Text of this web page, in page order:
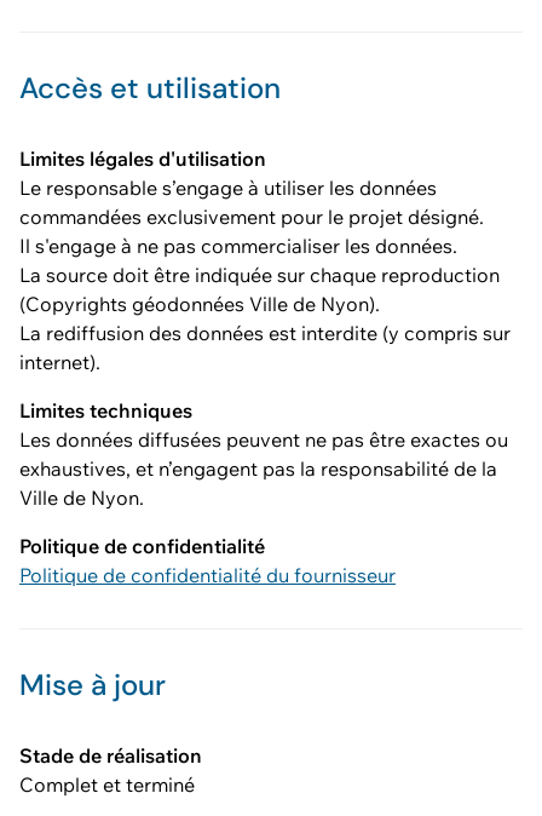
Accès et utilisation
Limites légales d'utilisation
Le responsable s’engage à utiliser les données
commandées exclusivement pour le projet désigné.
Il s'engage à ne pas commercialiser les données.
La source doit être indiquée sur chaque reproduction
(Copyrights géodonnées Ville de Nyon).
La rediffusion des données est interdite (y compris sur
internet).
Limites techniques
Les données diffusées peuvent ne pas être exactes ou
exhaustives, et n’engagent pas la responsabilité de la
Ville de Nyon.
Politique de confidentialité
Politique de confidentialité du fournisseur
Mise à jour
Stade de réalisation
Complet et terminé